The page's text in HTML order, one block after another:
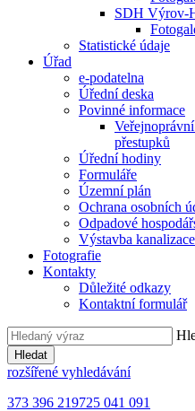
SDH Výrov-
Statistické údaje
Úřad
e-podatelna
Úřední deska
Povinné informace
přestupků
Úřední hodiny
Formuláře
Územní plán
Ochrana osobních
Odpadové
Výstavba kanalizace
Fotografie
Kontakty
Důležité odkazy
Kontaktní formulář
Hledat
rozšířené vyhledávání
373 396 219725 041 091